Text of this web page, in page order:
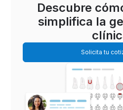
Descubre
simplifica la
Solicita tu